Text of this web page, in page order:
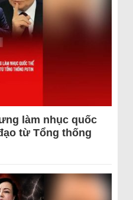
làm nhục quốc
từ Tổng thống